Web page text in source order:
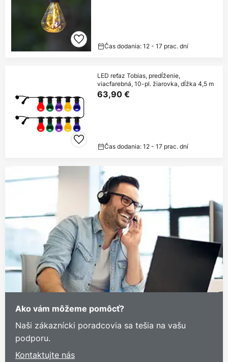
Čas dodania: 12 - 17 prac. dní
LED reťaz Tobias, predĺženie,
viacfarebná, 10-pl. žiarovka, dĺžka 4,5 m
63,90 €
Čas dodania: 12 - 17 prac. dní
Ako vám môžeme pomôcť?
Naši zákaznícki poradcovia sa tešia na vašu
podporu.
Kontaktujte nás